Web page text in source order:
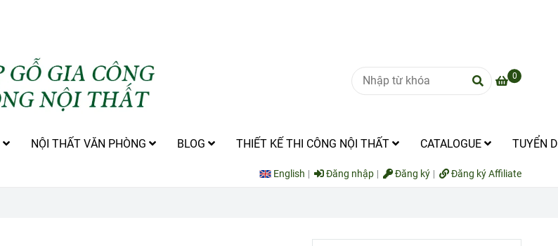
0
NỘI THẤT VĂN PHÒNG BLOG THIẾT KẾ THI CÔNG NỘI THẤT CATALOGUE TUYỂN
English Đăng nhập Đăng ký Đăng ký Affiliate